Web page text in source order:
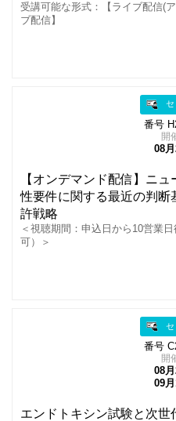
受講可能な形式：【ライブ配信(
ブ配信】
セ
番号
開
08月
【オンデマンド配信】ニ
性要件に関する最近の判
許戦略
＜視聴期間：申込日から10営業
可）＞
セ
番号
開
08月
09月
エンドトキシン試験と次世